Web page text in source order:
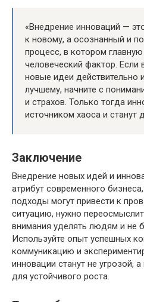
«Внедрение инноваций —
к новому, а осознанный и
процесс, в котором главную
человеческий фактор. Если
новые идеи действительно
лучшему, начните с
и страхов. Только тогда
источником хаоса и станут
Заключение
Внедрение новых идей и
атрибут современного
подходы могут привести к
ситуацию, нужно
внимания уделять людям и не
Используйте опыт успешных
коммуникацию и
инновации станут не угрозой,
для устойчивого роста.